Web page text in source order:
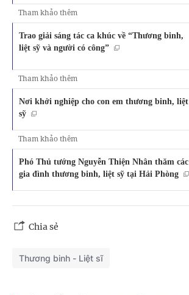
Tham khảo thêm
Trao giải sáng tác ca khúc về “Thương binh,
liệt sỹ và người có công”
Tham khảo thêm
Nơi khởi nghiệp cho con em thương binh, liệt
sỹ
Tham khảo thêm
Phó Thủ tướng Nguyễn Thiện Nhân thăm các
gia đình thương binh, liệt sỹ tại Hải Phòng
Chia sẻ
Thương binh - Liệt sĩ